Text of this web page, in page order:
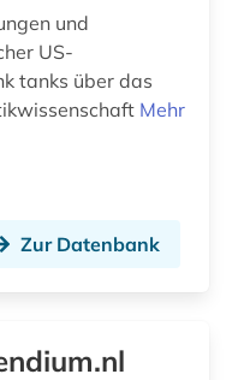
und
US-
tanks über das
Mehr
Zur Datenbank